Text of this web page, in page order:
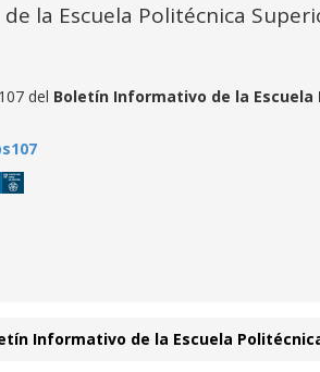
la Escuela Politécnica
del Boletín Informativo de la Escuela
Informativo de la Escuela